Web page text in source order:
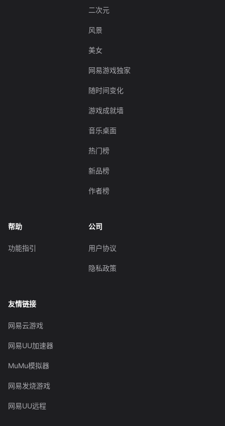
二次元
风景
美女
网易游戏独家
随时间变化
游戏成就墙
音乐桌面
热门榜
新品榜
作者榜
帮助
功能指引
公司
用户协议
隐私政策
友情链接
网易云游戏
网易UU加速器
MuMu模拟器
网易发烧游戏
网易UU远程